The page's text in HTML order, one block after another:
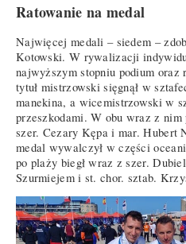
Ratowanie na medal
Najwięcej medali – siedem –
Kotowski. W rywalizacji
najwyższym stopniu podium oraz
tytuł mistrzowski sięgnął w
manekina, a wicemistrzowski w
przeszkodami. W obu wraz z
szer. Cezary Kępa i mar. Hubert
medal wywalczył w części
po plaży biegł wraz z szer.
Szurmiejem i st. chor. sztab.